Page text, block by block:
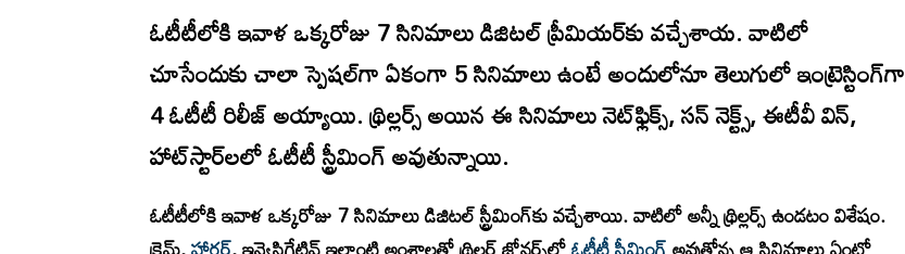
ఓటీటీలోకి ఇవాళ ఒక్కరోజు 7 సినిమాలు డిజిటల్ ప్రీమియర్‌కు వచ్చేశాయ. వాటిలో
చూసేందుకు చాలా స్పెషల్‌గా ఏకంగా 5 సినిమాలు ఉంటే అందులోనూ తెలుగులో ఇంట్రెస్టింగ్‌గా
4 ఓటీటీ రిలీజ్ అయ్యాయి. థ్రిల్లర్స్ అయిన ఈ సినిమాలు నెట్‌ఫ్లిక్స్, సన్ నెక్ట్స్, ఈటీవీ విన్,
హాట్‌స్టార్‌లలో ఓటీటీ స్ట్రీమింగ్ అవుతున్నాయి.
ఓటీటీలోకి ఇవాళ ఒక్కరోజు 7 సినిమాలు డిజిటల్ స్ట్రీమింగ్‌కు వచ్చేశాయి. వాటిలో అన్నీ థ్రిల్లర్స్ ఉండటం విశేషం.